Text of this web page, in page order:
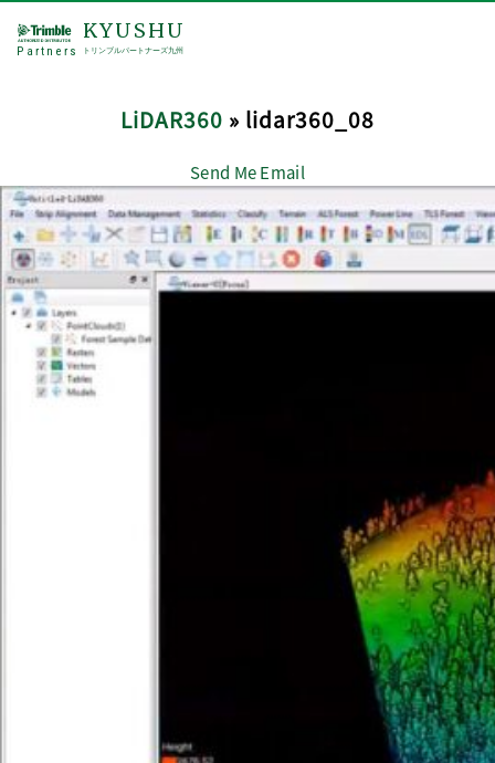
Partners
KYUSHU
トリンブルパートナーズ九州
LiDAR360 » lidar360_08
Send Me Email